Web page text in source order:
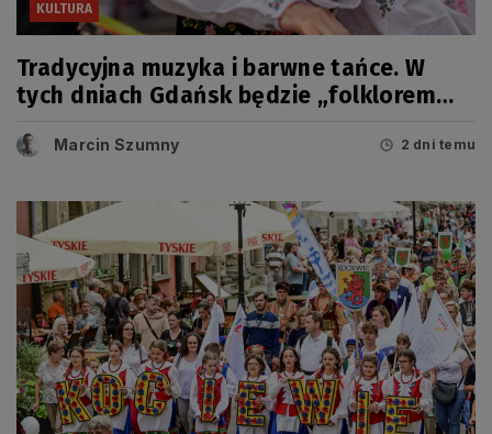
KULTURA
Tradycyjna muzyka i barwne tańce. W
tych dniach Gdańsk będzie „folklorem
Marcin Szumny 2 dni temu